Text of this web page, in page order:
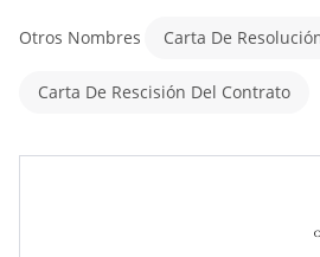
Otros Nombres Carta De
Carta De Rescisión Del Contrato